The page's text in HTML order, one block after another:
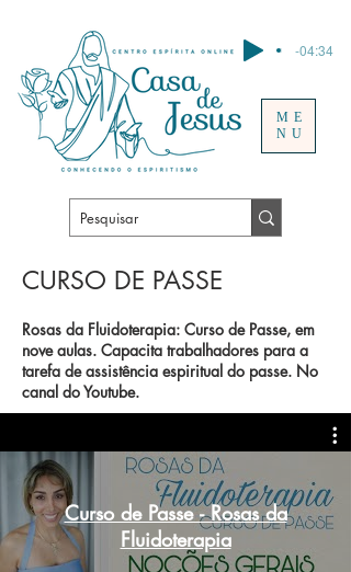
ME
NU
-04:34
CURSO DE PASSE
Rosas da Fluidoterapia: Curso de Passe, em
nove aulas. Capacita trabalhadores para a
tarefa de assistência espiritual do passe. No
canal do Youtube.
Curso de Passe - Rosas da
Fluidoterapia